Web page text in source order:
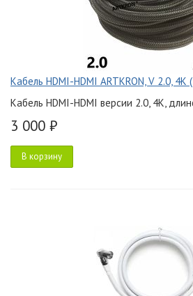
Кабель HDMI-HDMI ARTKRON, V 2.0, 4K
Кабель HDMI-HDMI версии 2.0, 4K,
3 000 ₽
В корзину